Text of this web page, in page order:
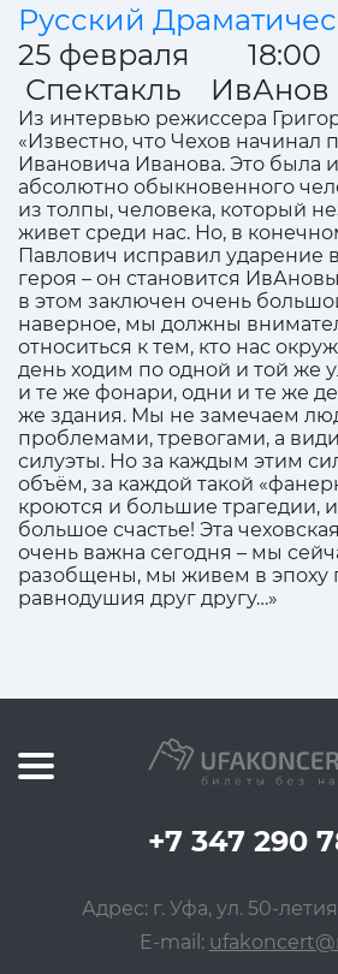
Русский
25 февраля 18:00
Спектакль ИвАнов
Из интервью режиссера
«Известно, что Чехов начинал
Ивановича Иванова. Это была
абсолютно обыкновенного
из толпы, человека, который
живет среди нас. Но, в
Павлович исправил ударение
героя – он становится
в этом заключен очень
наверное, мы должны
относиться к тем, кто нас
день ходим по одной и той же
и те же фонари, одни и те же
же здания. Мы не замечаем
проблемами, тревогами, а
силуэты. Но за каждым этим
объём, за каждой такой
кроются и большие трагедии,
большое счастье! Эта
очень важна сегодня – мы
разобщены, мы живем в эпоху
равнодушия друг другу…»
+7 347 290
Адрес: г. Уфа, ул. 50-
E-mail: